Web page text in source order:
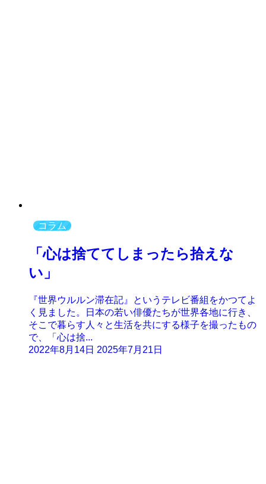
コラム
「心は捨ててしまったら拾えな
い」
『世界ウルルン滞在記』というテレビ番組をかつてよ
く見ました。日本の若い俳優たちが世界各地に行き、
そこで暮らす人々と生活を共にする様子を撮ったもの
で、「心は捨...
2022年8月14日 2025年7月21日